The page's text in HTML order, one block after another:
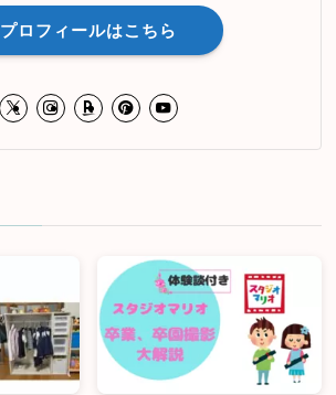
プロフィールはこちら